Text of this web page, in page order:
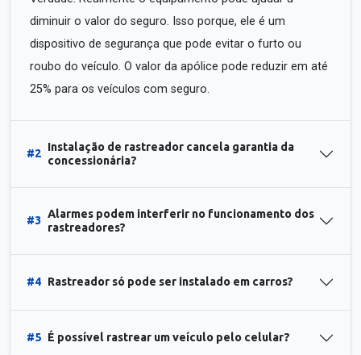
diminuir o valor do seguro. Isso porque, ele é um
dispositivo de segurança que pode evitar o furto ou
roubo do veículo. O valor da apólice pode reduzir em até
25% para os veículos com seguro.
#2
Instalação de rastreador cancela garantia da
concessionária?
#3
Alarmes podem interferir no funcionamento dos
rastreadores?
#4 Rastreador só pode ser instalado em carros?
#5 É possível rastrear um veículo pelo celular?